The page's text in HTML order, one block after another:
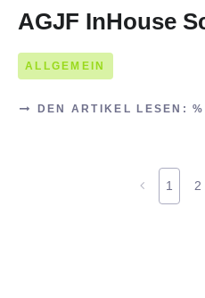
AGJF InHouse
ALLGEMEIN
DEN ARTIKEL LESEN:
1 2